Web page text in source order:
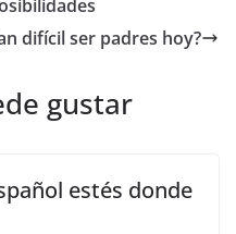
a Li
k
difícil ser padres hoy?
gustar
estés donde